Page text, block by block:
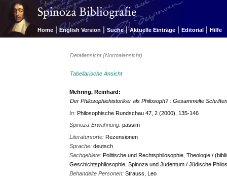
Home | English Version | Suche | Aktuelle Einträge | Editorial | Hilfe
Detailansicht (Normalansicht)
Tabellarische Ansicht
Mehring, Reinhard:
Der Philosophiehistoriker als Philosoph? : Gesammelte
In:Philosophische Rundschau 47, 2 (2000), 135-146
Spinoza-Erwähnung:passim
Literatursorte:Rezensionen
Sprache:deutsch
Sachgebiete:Politische und Rechtsphilosophie, Theologie /
Geschichtsphilosophie, Spinoza und Judentum / Jüdische
Behandelte Personen:Strauss, Leo